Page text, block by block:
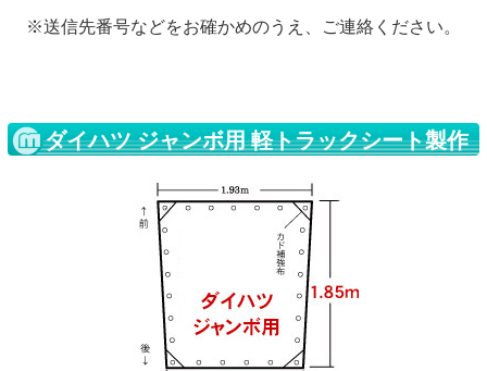
※送信先番号などをお確かめのうえ、ご連絡ください。
ダイハツ ジャンボ用 軽トラックシート製作